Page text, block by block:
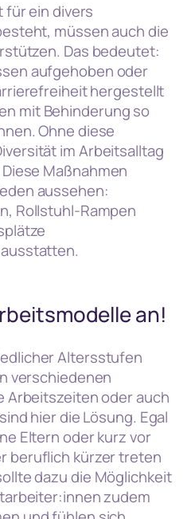
für ein divers
müssen auch die
Das bedeutet:
aufgehoben oder
hergestellt
mit Behinderung so
Ohne diese
im Arbeitsalltag
Maßnahmen
aussehen:
Rollstuhl-Rampen
an!
Altersstufen
verschiedenen
Arbeitszeiten oder auch
hier die Lösung. Egal
Eltern oder kurz vor
beruflich kürzer treten
dazu die Möglichkeit
zudem